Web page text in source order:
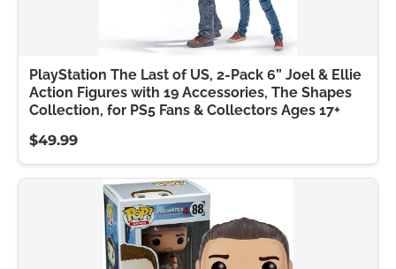
PlayStation The Last of US, 2-Pack 6” Joel & Ellie
Action Figures with 19 Accessories, The Shapes
Collection, for PS5 Fans & Collectors Ages 17+
$49.99